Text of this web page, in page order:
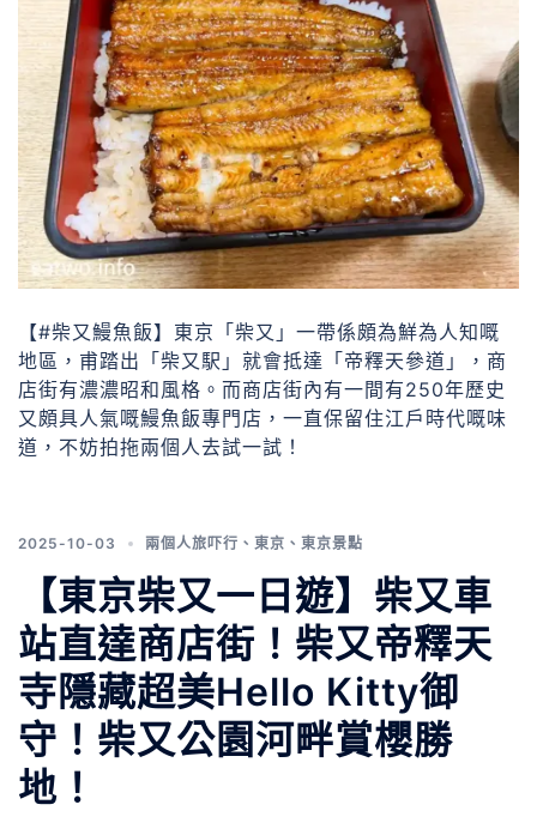
【#柴又鰻魚飯】東京「柴又」一帶係頗為鮮為人知嘅
地區，甫踏出「柴又駅」就會抵達「帝釋天參道」，商
店街有濃濃昭和風格。而商店街內有一間有250年歷史
又頗具人氣嘅鰻魚飯專門店，一直保留住江戶時代嘅味
道，不妨拍拖兩個人去試一試！
2025-10-03 兩個人旅吓行 、 東京 、 東京景點
【東京柴又一日遊】柴又車
站直達商店街！柴又帝釋天
寺隱藏超美Hello Kitty御
守！柴又公園河畔賞櫻勝
地！